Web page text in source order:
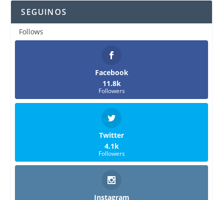
SEGUINOS
Follows
Facebook
11.8k
Followers
Twitter
4.1k
Followers
Instagram